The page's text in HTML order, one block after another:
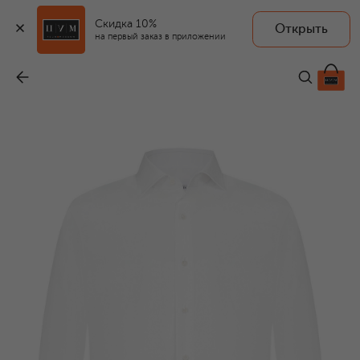
Скидка 10%
на первый заказ в приложении
Открыть
29 950 ₽